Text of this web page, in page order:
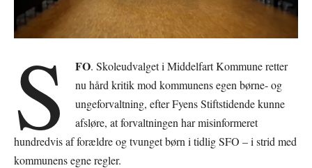
S FO. Skoleudvalget i Middelfart Kommune retter
nu hård kritik mod kommunens egen børne- og
ungeforvaltning, efter Fyens Stiftstidende kunne
afsløre, at forvaltningen har misinformeret
hundredvis af forældre og tvunget børn i tidlig SFO – i strid med
kommunens egne regler.